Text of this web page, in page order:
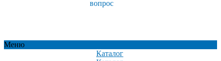
вопрос
Меню
Каталог